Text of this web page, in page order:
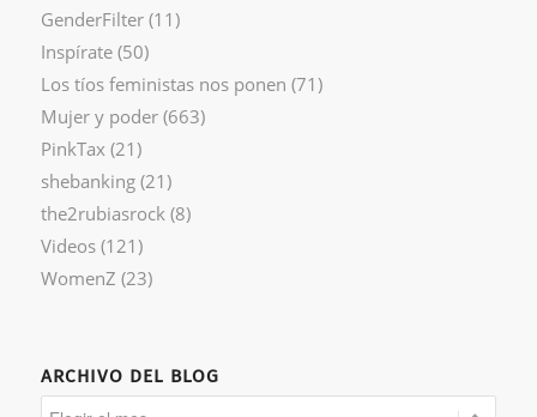
GenderFilter(11)
Inspírate(50)
Los tíos feministas nos ponen (71)
Mujer y poder(663)
PinkTax (21)
shebanking(21)
the2rubiasrock (8)
Videos(121)
WomenZ (23)
ARCHIVO DEL BLOG